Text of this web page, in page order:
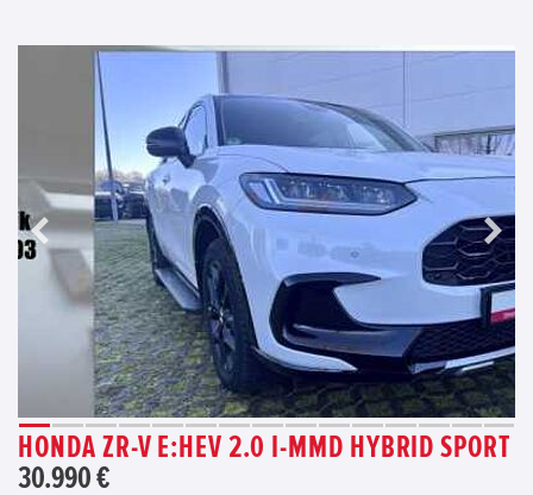
HONDA ZR-V E:HEV 2.0 I-MMD HYBRID SPORT
30.990 €